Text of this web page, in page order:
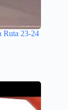
Ruta 23-24